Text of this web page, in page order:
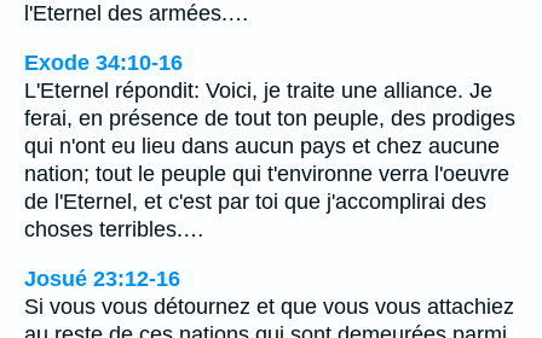
l'Eternel des armées.…
Exode 34:10-16
L'Eternel répondit: Voici, je traite une alliance. Je
ferai, en présence de tout ton peuple, des prodiges
qui n'ont eu lieu dans aucun pays et chez aucune
nation; tout le peuple qui t'environne verra l'oeuvre
de l'Eternel, et c'est par toi que j'accomplirai des
choses terribles.…
Josué 23:12-16
Si vous vous détournez et que vous vous attachiez